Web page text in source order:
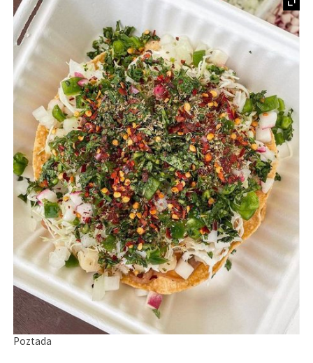
Poztada